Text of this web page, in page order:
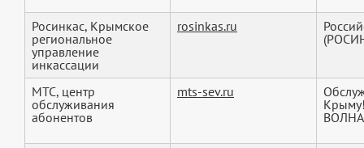
Росинкас, Крымское
региональное
управление
инкассации
rosinkas.ru
МТС, центр
обслуживания
абонентов
mts-sev.ru